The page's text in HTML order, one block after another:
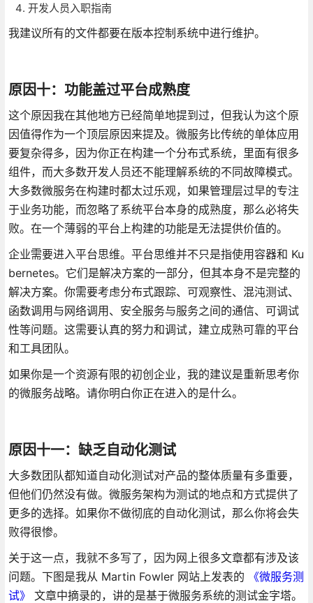
开发人员入职指南
我建议所有的文件都要在版本控制系统中进行维护。
原因十：功能盖过平台成熟度
这个原因我在其他地方已经简单地提到过，但我认为这个原
因值得作为一个顶层原因来提及。微服务比传统的单体应用
要复杂得多，因为你正在构建一个分布式系统，里面有很多
组件，而大多数开发人员还不能理解系统的不同故障模式。
大多数微服务在构建时都太过乐观，如果管理层过早的专注
于业务功能，而忽略了系统平台本身的成熟度，那么必将失
败。在一个薄弱的平台上构建的功能是无法提供价值的。
企业需要进入平台思维。平台思维并不只是指使用容器和 Ku
bernetes。它们是解决方案的一部分，但其本身不是完整的
解决方案。你需要考虑分布式跟踪、可观察性、混沌测试、
函数调用与网络调用、安全服务与服务之间的通信、可调试
性等问题。这需要认真的努力和调试，建立成熟可靠的平台
和工具团队。
如果你是一个资源有限的初创企业，我的建议是重新思考你
的微服务战略。请你明白你正在进入的是什么。
原因十一：缺乏自动化测试
大多数团队都知道自动化测试对产品的整体质量有多重要，
但他们仍然没有做。微服务架构为测试的地点和方式提供了
更多的选择。如果你不做彻底的自动化测试，那么你将会失
败得很惨。
关于这一点，我就不多写了，因为网上很多文章都有涉及该
问题。下图是我从 Martin Fowler 网站上发表的
《微服务测
试》
文章中摘录的，讲的是基于微服务系统的测试金字塔。